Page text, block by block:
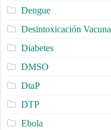
Dengue
Desintoxicación Vacuna
Diabetes
DMSO
DtaP
DTP
Ebola